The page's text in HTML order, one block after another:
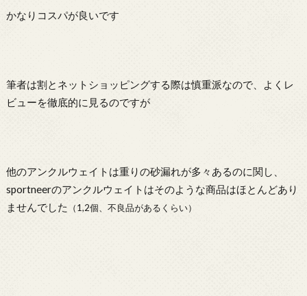
かなりコスパが良いです
筆者は割とネットショッピングする際は慎重派なので、よくレ
ビューを徹底的に見るのですが
他のアンクルウェイトは重りの砂漏れが多々あるのに関し、
sportneerのアンクルウェイトはそのような商品はほとんどあり
ませんでした
（1,2個、不良品があるくらい）